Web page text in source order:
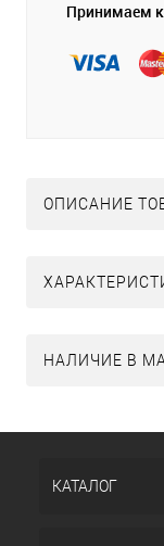
Принимаем
ОПИСАНИЕ
НАЛИЧИЕ В
КАТАЛОГ